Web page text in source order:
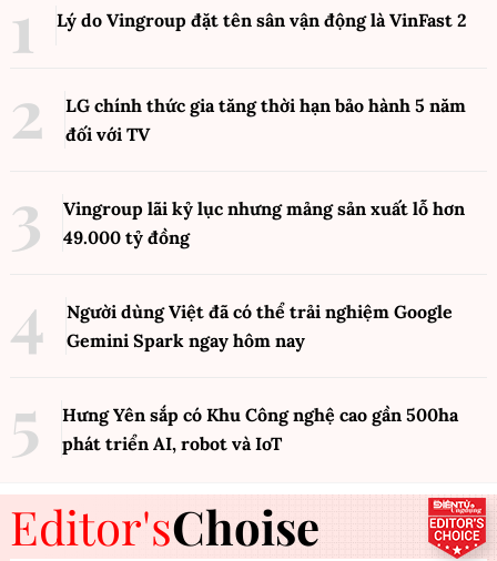
Lý do Vingroup đặt tên sân vận động là VinFast 2
LG chính thức gia tăng thời hạn bảo hành 5 năm
đối với TV
Vingroup lãi kỷ lục nhưng mảng sản xuất lỗ hơn
49.000 tỷ đồng
Người dùng Việt đã có thể trải nghiệm Google
Gemini Spark ngay hôm nay
Hưng Yên sắp có Khu Công nghệ cao gần 500ha
phát triển AI, robot và IoT
Editor'sChoise